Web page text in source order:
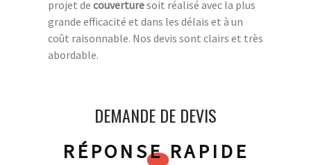
projet de couverturesoit réalisé avec la plus
grande efficacité et dans les délais et à un
coût raisonnable. Nos devis sont clairs et très
abordable.
DEMANDE DE DEVIS
RÉPONSE RAPIDE